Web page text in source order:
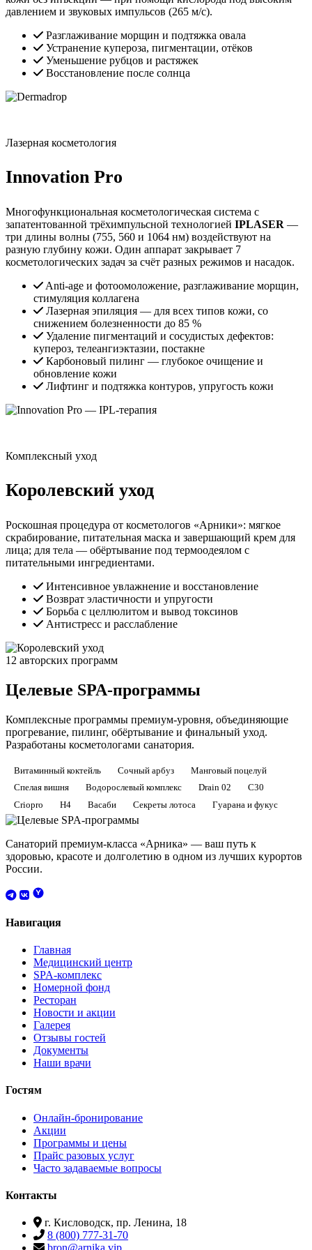
давлением и звуковых импульсов (265 м/с).
Разглаживание морщин и подтяжка овала
Устранение купероза, пигментации, отёков
Уменьшение рубцов и растяжек
Восстановление после солнца
Лазерная косметология
Innovation Pro
Многофункциональная косметологическая система с
запатентованной трёхимпульсной технологией IPLASER —
три длины волны (755, 560 и 1064 нм) воздействуют на
разную глубину кожи. Один аппарат закрывает 7
косметологических задач за счёт разных режимов и насадок.
Anti-age и фотоомоложение, разглаживание морщин,
стимуляция коллагена
Лазерная эпиляция — для всех типов кожи, со
снижением болезненности до 85 %
Удаление пигментаций и сосудистых дефектов:
купероз, телеангиэктазии, постакне
Карбоновый пилинг — глубокое очищение и
обновление кожи
Лифтинг и подтяжка контуров, упругость кожи
Комплексный уход
Королевский уход
Роскошная процедура от косметологов «Арники»: мягкое
скрабирование, питательная маска и завершающий крем для
лица; для тела — обёртывание под термоодеялом с
питательными ингредиентами.
Интенсивное увлажнение и восстановление
Возврат эластичности и упругости
Борьба с целлюлитом и вывод токсинов
Антистресс и расслабление
12 авторских программ
Целевые SPA-программы
Комплексные программы премиум-уровня, объединяющие
прогревание, пилинг, обёртывание и финальный уход.
Разработаны косметологами санатория.
Витаминный коктейль Сочный арбуз
Манговый поцелуй
Спелая вишня
Водорослевый комплекс Drain 02
C30
Criopro
H4 Васаби Секреты лотоса Гуарана и фукус
Санаторий премиум-класса «Арника» — ваш путь к
здоровью, красоте и долголетию в одном из лучших курортов
России.
Навигация
Главная
Медицинский центр
SPA-комплекс
Номерной фонд
Ресторан
Новости и акции
Галерея
Отзывы гостей
Документы
Наши врачи
Гостям
Онлайн-бронирование
Акции
Программы и цены
Прайс разовых услуг
Часто задаваемые вопросы
Контакты
г. Кисловодск, пр. Ленина, 18
8 (800) 777-31-70